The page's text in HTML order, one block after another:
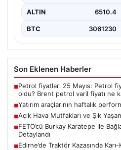
ALTIN 6510.4
BTC 3061230
Son Eklenen Haberler
■Petrol fiyatları 25 Mayıs: Petrol
oldu? Brent petrol varil fiyatı ne
■Yatırım araçlarının haftalık
■Açık Hava Mutfakları ve Şık
■FETÖ’cü Burkay Karatepe ile
Detaylandı
■Edirne’de Traktör Kazasında